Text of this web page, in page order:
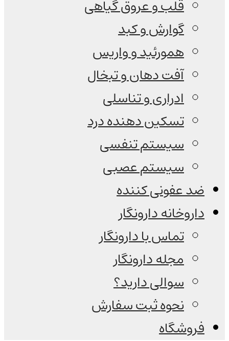
قلب و عروق گیاهی
گوارش و کبد
همورئید و واریس
آفت دهان و تبخال
ادراری و تناسلی
تسکین دهنده درد
سیستم تنفسی
سیستم عصبی
ضد عفونی کننده
داروخانه دارونگار
تماس با دارونگار
مجله دارونگار
سوالی دارید؟
نحوه ثبت سفارش
فروشگاه